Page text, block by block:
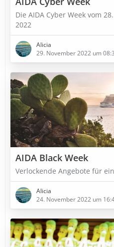
Die AIDA Cyber Week vom
2022
Alicia
29. November 2022 um
AIDA Black Week
Verlockende Angebote für
Alicia
24. November 2022 um